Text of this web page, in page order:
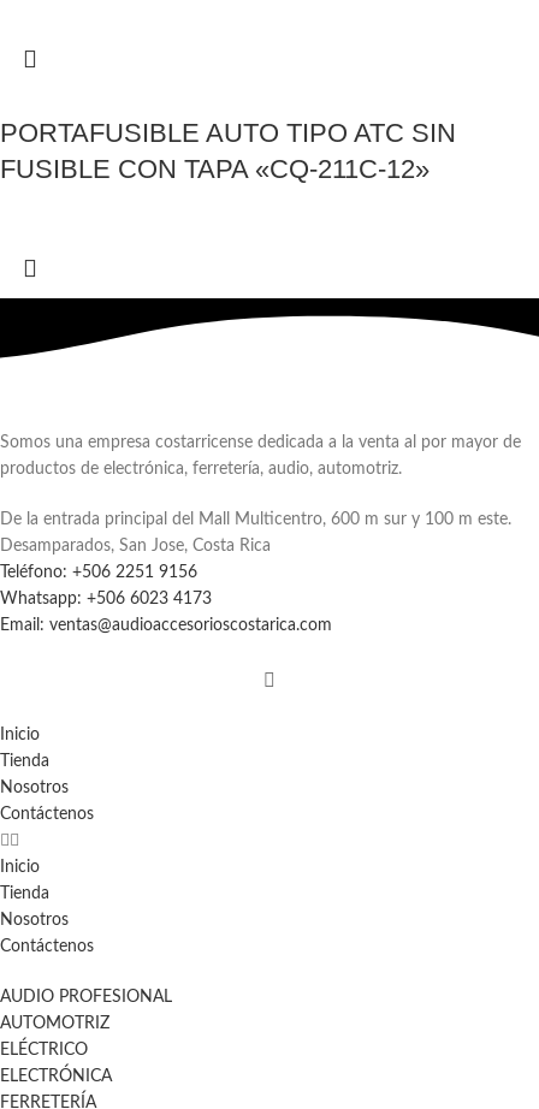
PORTAFUSIBLE AUTO TIPO ATC SIN
FUSIBLE CON TAPA «CQ-211C-12»
Somos una empresa costarricense dedicada a la venta al por mayor de
productos de electrónica, ferretería, audio, automotriz.
De la entrada principal del Mall Multicentro, 600 m sur y 100 m este.
Desamparados, San Jose, Costa Rica
Teléfono: +506 2251 9156
Whatsapp: +506 6023 4173
Email: ventas@audioaccesorioscostarica.com
Inicio
Tienda
Nosotros
Contáctenos
Inicio
Tienda
Nosotros
Contáctenos
AUDIO PROFESIONAL
AUTOMOTRIZ
ELÉCTRICO
ELECTRÓNICA
FERRETERÍA